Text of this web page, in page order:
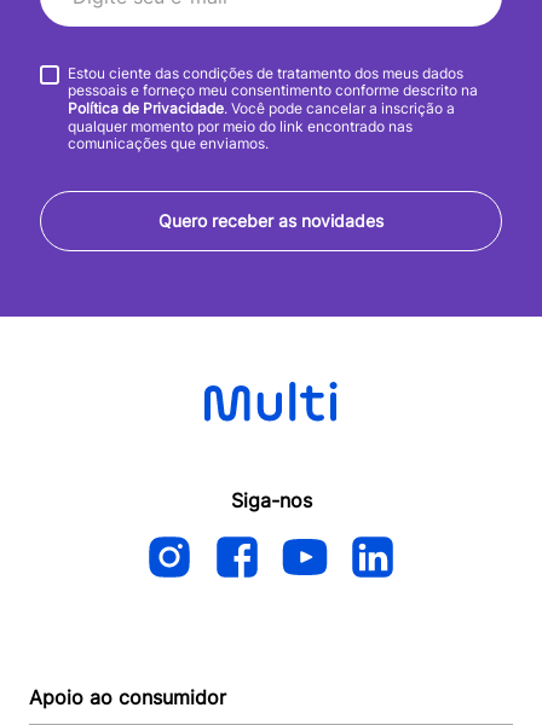
Quero receber as novidades
Estou ciente das condições de tratamento dos meus dados
pessoais e forneço meu consentimento conforme descrito na
Política de Privacidade. Você pode cancelar a inscrição a
qualquer momento por meio do link encontrado nas
comunicações que enviamos.
Siga-nos
Apoio ao consumidor